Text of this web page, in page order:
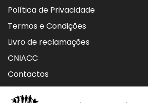
Política de Privacidade
Termos e Condições
Livro de reclamações
CNIACC
Contactos
Contactos